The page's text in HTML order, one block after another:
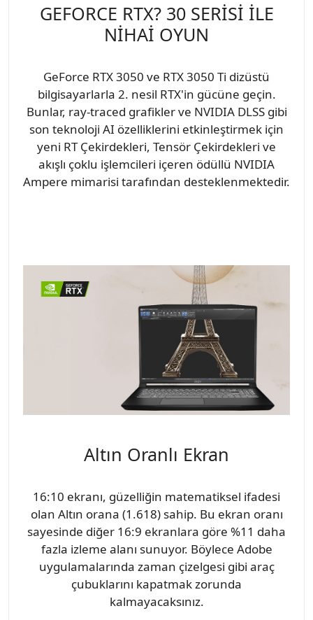
GEFORCE RTX? 30 SERİSİ İLE
NİHAİ OYUN
GeForce RTX 3050 ve RTX 3050 Ti dizüstü
bilgisayarlarla 2. nesil RTX'in gücüne geçin.
Bunlar, ray-traced grafikler ve NVIDIA DLSS gibi
son teknoloji AI özelliklerini etkinleştirmek için
yeni RT Çekirdekleri, Tensör Çekirdekleri ve
akışlı çoklu işlemcileri içeren ödüllü NVIDIA
Ampere mimarisi tarafından desteklenmektedir.
Altın Oranlı Ekran
16:10 ekranı, güzelliğin matematiksel ifadesi
olan Altın orana (1.618) sahip. Bu ekran oranı
sayesinde diğer 16:9 ekranlara göre %11 daha
fazla izleme alanı sunuyor. Böylece Adobe
uygulamalarında zaman çizelgesi gibi araç
çubuklarını kapatmak zorunda
kalmayacaksınız.